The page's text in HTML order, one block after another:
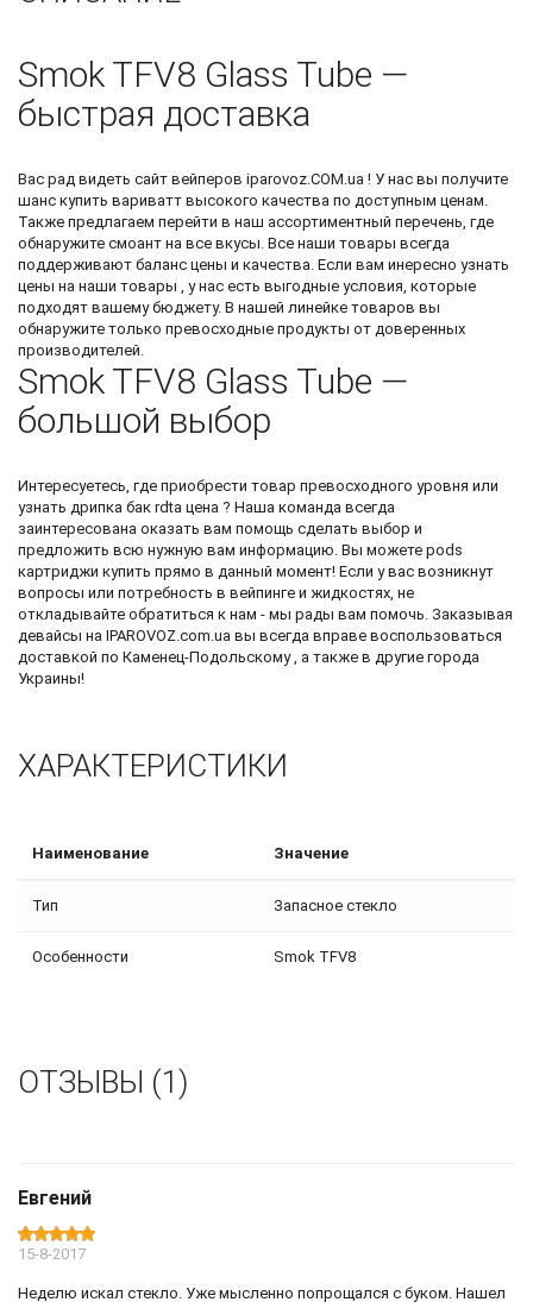
Smok TFV8 Glass Tube —
быстрая доставка
Вас рад видеть сайт вейперов iparovoz.COM.ua ! У нас вы получите
шанс купить вариватт высокого качества по доступным ценам.
Также предлагаем перейти в наш ассортиментный перечень, где
обнаружите смоант на все вкусы. Все наши товары всегда
поддерживают баланс цены и качества. Если вам инересно узнать
цены на наши товары , у нас есть выгодные условия, которые
подходят вашему бюджету. В нашей линейке товаров вы
обнаружите только превосходные продукты от доверенных
производителей.
Smok TFV8 Glass Tube —
большой выбор
Интересуетесь, где приобрести товар превосходного уровня или
узнать дрипка бак rdta цена ? Наша команда всегда
заинтересована оказать вам помощь сделать выбор и
предложить всю нужную вам информацию. Вы можете pods
картриджи купить прямо в данный момент! Если у вас возникнут
вопросы или потребность в вейпинге и жидкостях, не
откладывайте обратиться к нам - мы рады вам помочь. Заказывая
девайсы на IPAROVOZ.com.ua вы всегда вправе воспользоваться
доставкой по Каменец-Подольскому , а также в другие города
Украины!
ХАРАКТЕРИСТИКИ
Наименование Значение
Тип Запасное стекло
Особенности Smok TFV8
ОТЗЫВЫ (1)
Евгений
15-8-2017
Неделю искал стекло. Уже мысленно попрощался с буком. Нашел